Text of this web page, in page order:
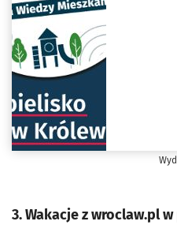
3. Wakacje z wroclaw.pl